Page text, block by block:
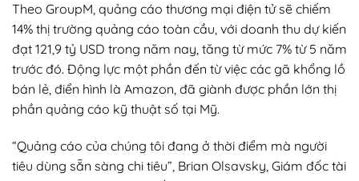
Theo GroupM, quảng cáo thương mại điện tử sẽ chiếm
14% thị trường quảng cáo toàn cầu, với doanh thu dự kiến
đạt 121,9 tỷ USD trong năm nay, tăng từ mức 7% từ 5 năm
trước đó. Động lực một phần đến từ việc các gã khổng lồ
bán lẻ, điển hình là Amazon, đã giành được phần lớn thị
phần quảng cáo kỹ thuật số tại Mỹ.
“Quảng cáo của chúng tôi đang ở thời điểm mà người
tiêu dùng sẵn sàng chi tiêu”, Brian Olsavsky, Giám đốc tài